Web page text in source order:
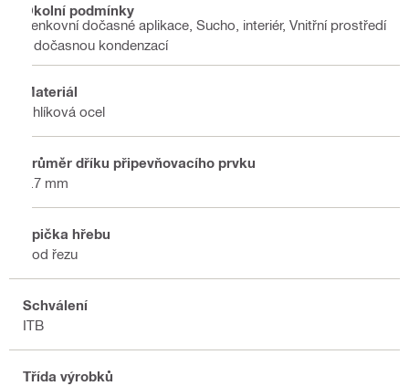
Okolní podmínky
Venkovní dočasné aplikace, Sucho, interiér, Vnitřní prostředí
s dočasnou kondenzací
Materiál
Uhlíková ocel
Průměr dříku připevňovacího prvku
3.7 mm
Špička hřebu
Bod řezu
Schválení
ITB
Třída výrobků